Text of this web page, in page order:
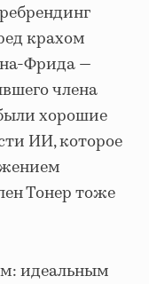
крахом
Фрида —
члена
хорошие
ИИ, которое
Тонер тоже
идеальным